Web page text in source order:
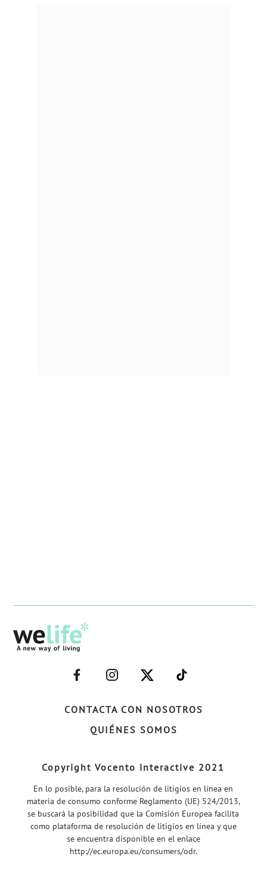
CONTACTA CON NOSOTROS
QUIÉNES SOMOS
–
FACEBOOK–
–
INSTAGRAM–
–
TWITTER–
–
WELIFE–
Copyright Vocento interactive 2021
En lo posible, para la resolución de litigios en línea en
materia de consumo conforme Reglamento (UE) 524/2013,
se buscará la posibilidad que la Comisión Europea facilita
como plataforma de resolución de litigios en línea y que
se encuentra disponible en el enlace
http://ec.europa.eu/consumers/odr.